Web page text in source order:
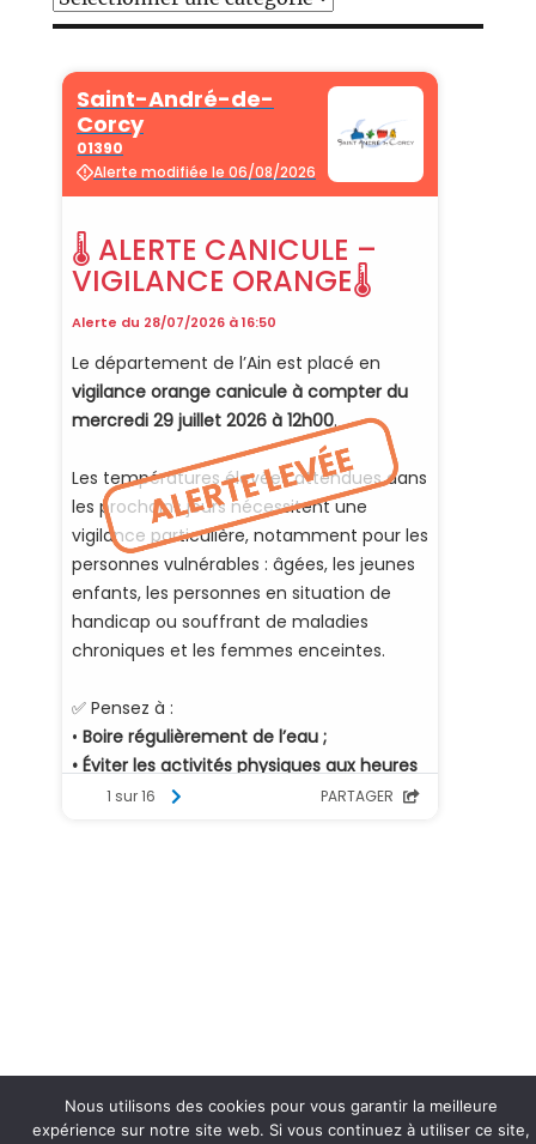
Nous utilisons des cookies pour vous garantir la meilleure
expérience sur notre site web. Si vous continuez à utiliser ce site,